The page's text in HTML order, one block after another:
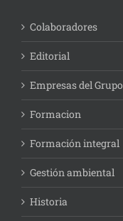
Colaboradores
Editorial
Empresas del Grupo
Formacion
Formación integral
Gestión ambiental
Historia